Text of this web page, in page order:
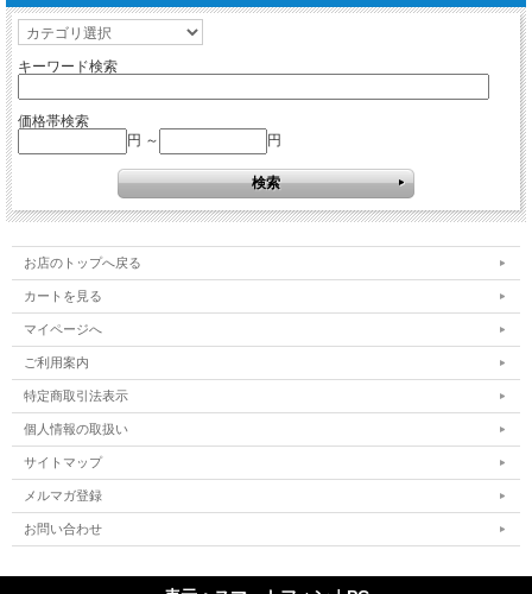
キーワード検索
価格帯検索
円 ～
円
お店のトップへ戻る
カートを見る
マイページへ
ご利用案内
特定商取引法表示
個人情報の取扱い
サイトマップ
メルマガ登録
お問い合わせ